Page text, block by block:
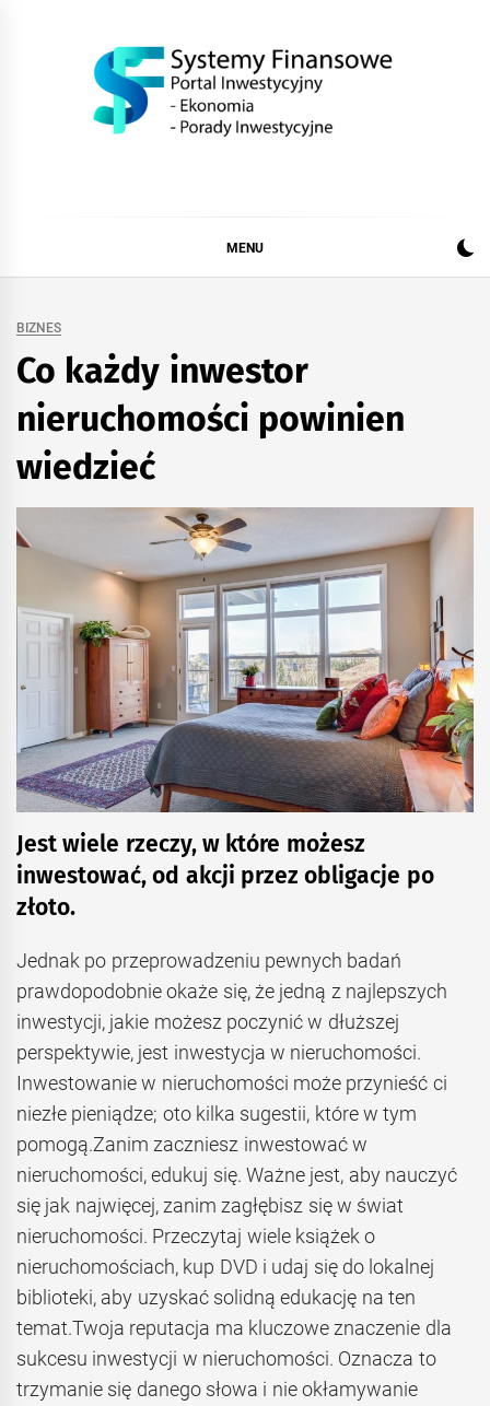
MENU
BIZNES
Co każdy inwestor
nieruchomości powinien
wiedzieć
Jest wiele rzeczy, w które możesz
inwestować, od akcji przez obligacje po
złoto.
Jednak po przeprowadzeniu pewnych badań
prawdopodobnie okaże się, że jedną z najlepszych
inwestycji, jakie możesz poczynić w dłuższej
perspektywie, jest inwestycja w nieruchomości.
Inwestowanie w nieruchomości może przynieść ci
niezłe pieniądze; oto kilka sugestii, które w tym
pomogą.Zanim zaczniesz inwestować w
nieruchomości, edukuj się. Ważne jest, aby nauczyć
się jak najwięcej, zanim zagłębisz się w świat
nieruchomości. Przeczytaj wiele książek o
nieruchomościach, kup DVD i udaj się do lokalnej
biblioteki, aby uzyskać solidną edukację na ten
temat.Twoja reputacja ma kluczowe znaczenie dla
sukcesu inwestycji w nieruchomości. Oznacza to
trzymanie się danego słowa i nie okłamywanie